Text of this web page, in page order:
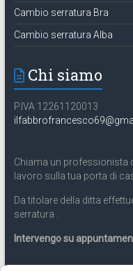
Cambio serratura Bra
Cambio serratura Alba
Chi siamo
P.IVA 12261120013
Chiama un professionista
lavoro sulla tua porta di
Da titolare della ditta
serratura .
Intervengo su